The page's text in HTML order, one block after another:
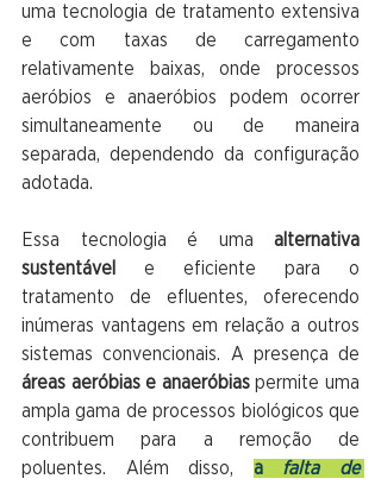
uma tecnologia de tratamento extensiva
e com taxas de carregamento
relativamente baixas, onde processos
aeróbios e anaeróbios podem ocorrer
simultaneamente ou de maneira
separada, dependendo da configuração
adotada.
Essa tecnologia é uma alternativa
sustentável
e eficiente para o
tratamento de efluentes, oferecendo
inúmeras vantagens em relação a outros
áreas aeróbias e anaeróbias permite uma
ampla gama de processos biológicos que
contribuem para a remoção de
poluentes. Além disso,
a falta de